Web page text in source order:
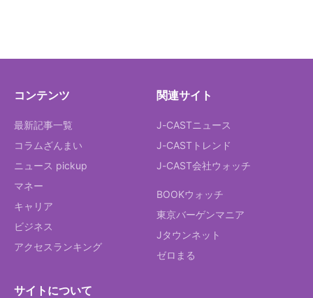
コンテンツ
最新記事一覧
コラムざんまい
ニュース pickup
マネー
キャリア
ビジネス
アクセスランキング
関連サイト
J-CASTニュース
J-CASTトレンド
J-CAST会社ウォッチ
BOOKウォッチ
東京バーゲンマニア
Jタウンネット
ゼロまる
サイトについて